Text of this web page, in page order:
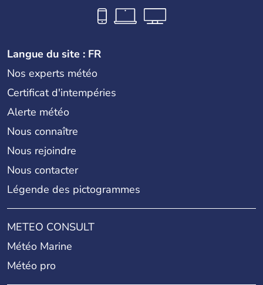
Langue du site : FR
Nos experts météo
Certificat d'intempéries
Alerte météo
Nous connaître
Nous rejoindre
Nous contacter
Légende des pictogrammes
METEO CONSULT
Météo Marine
Météo pro